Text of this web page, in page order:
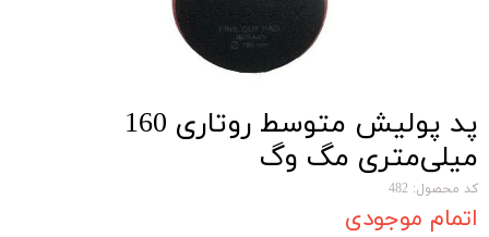
پد پولیش متوسط روتاری 160
میلی‌متری مگ وگ
کد محصول: 482
اتمام موجودی